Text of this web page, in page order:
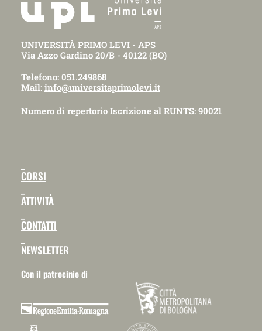
UNIVERSITÀ PRIMO LEVI - APS
Via Azzo Gardino 20/B - 40122 (BO)
Telefono: 051.249868
Mail: info@universitaprimolevi.it
Numero di repertorio Iscrizione al RUNTS: 90021
CORSI
ATTIVITÀ
CONTATTI
NEWSLETTER
Con il patrocinio di